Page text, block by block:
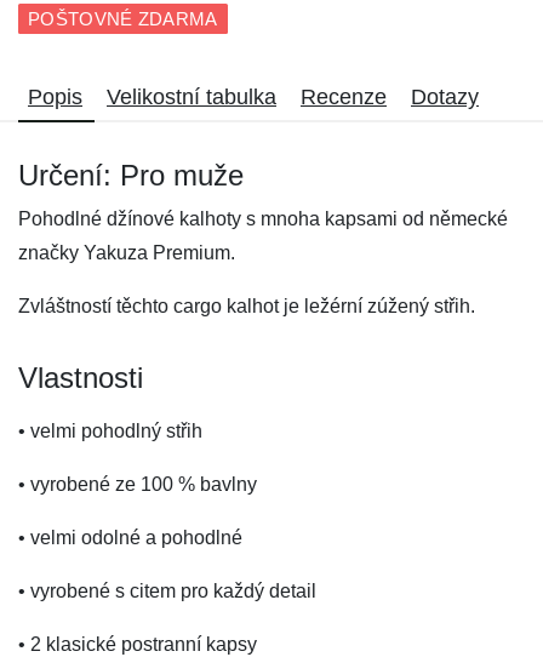
POŠTOVNÉ ZDARMA
Popis Velikostní tabulka Recenze Dotazy
Určení: Pro muže
Pohodlné džínové kalhoty s mnoha kapsami od německé
značky Yakuza Premium.
Zvláštností těchto cargo kalhot je ležérní zúžený střih.
Vlastnosti
• velmi pohodlný střih
• vyrobené ze 100 % bavlny
• velmi odolné a pohodlné
• vyrobené s citem pro každý detail
• 2 klasické postranní kapsy